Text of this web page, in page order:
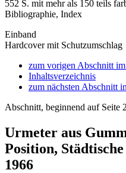
552 S. mit mehr als 150 teils
Bibliographie, Index
Einband
Hardcover mit Schutzumschlag
zum vorigen Abschnitt
Inhaltsverzeichnis
zum nächsten Abschnitt
Abschnitt, beginnend auf
Urmeter aus
Position,
1966